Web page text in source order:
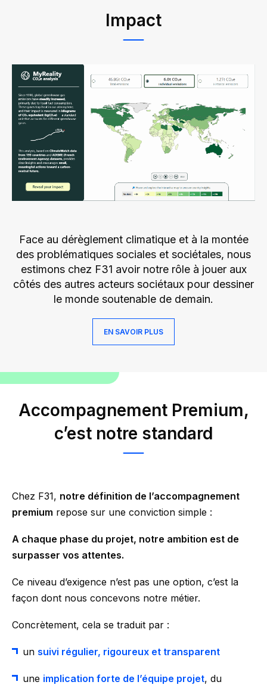
Impact
Face au dérèglement climatique et à la montée
des problématiques sociales et sociétales, nous
estimons chez F31 avoir notre rôle à jouer aux
côtés des autres acteurs sociétaux pour dessiner
le monde soutenable de demain.
EN SAVOIR PLUS
Accompagnement Premium,
c’est notre standard
Chez F31, notre définition de l’accompagnement
premium repose sur une conviction simple :
A chaque phase du projet, notre ambition est de
surpasser vos attentes.
Ce niveau d’exigence n’est pas une option, c’est la
façon dont nous concevons notre métier.
Concrètement, cela se traduit par :
un suivi régulier, rigoureux et transparent
une implication forte de l’équipe projet, du